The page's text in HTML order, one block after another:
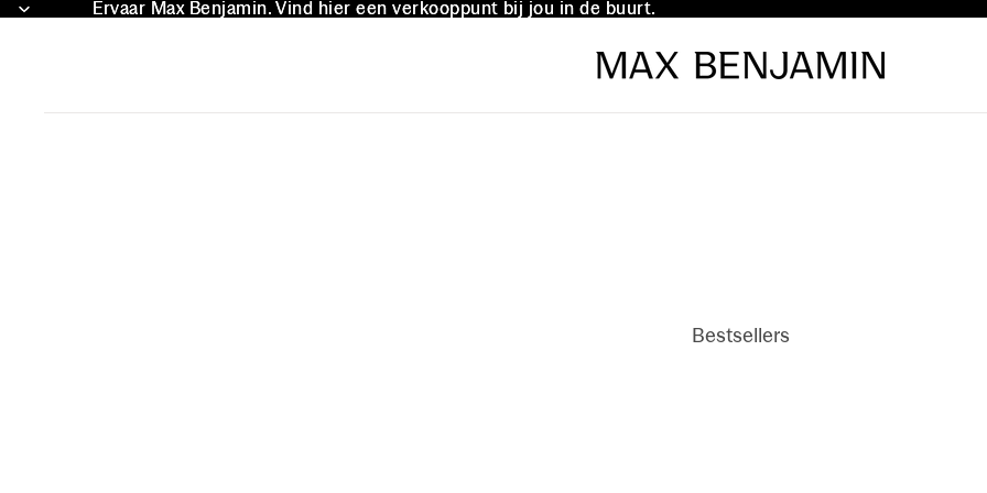
Ervaar Max Benjamin. Vind hier een verkooppunt bij jou in de buurt.
Ervaar Max Benjamin. Vind hier een verkooppunt bij jou in de buurt.
Bestsellers